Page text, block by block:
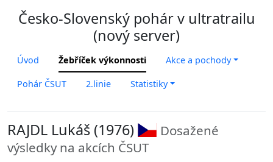
Česko-Slovenský pohár v ultratrailu
(nový server)
Úvod Žebříček výkonnosti Akce a pochody
Pohár ČSUT 2.linie Statistiky
RAJDL Lukáš (1976)
Dosažené
výsledky na akcích ČSUT